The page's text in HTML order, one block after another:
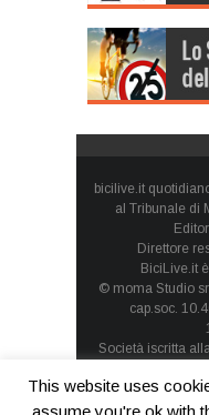
bicilive.it
al Tribunale di
Direttore
BiciLive.it
© moma Studio
cap.soc.
Società iscritta
Privacy
This website uses
assume you're ok with